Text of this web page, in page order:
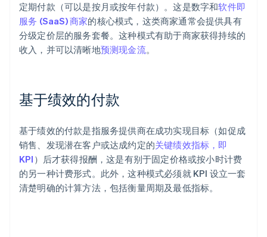
定期付款（可以是按月或按年付款）。这是数字和软件即
服务 (SaaS) 商家的核心模式，这类商家通常会提供具有
分级定价层的服务套餐。这种模式有助于商家获得持续的
收入，并可以清晰地预测现金流。
基于绩效的付款
基于绩效的付款是指服务提供商在成功实现目标（如促成
销售、发现潜在客户或达成约定的关键绩效指标，即
KPI ）后才获得报酬，这是有别于固定价格或按小时计费
的另一种计费形式。此外，这种模式必须就 KPI 设立一套
清楚明确的计算方法，包括衡量周期及最低指标。